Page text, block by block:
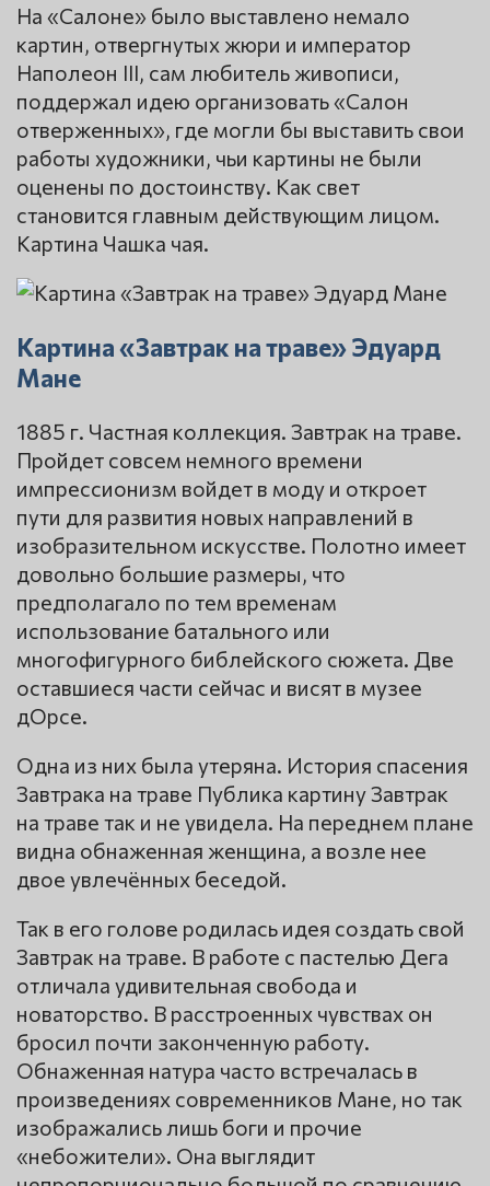
На «Салоне» было выставлено немало
картин, отвергнутых жюри и император
Наполеон III, сам любитель живописи,
поддержал идею организовать «Салон
отверженных», где могли бы выставить свои
работы художники, чьи картины не были
оценены по достоинству. Как свет
становится главным действующим лицом.
Картина Чашка чая.
Картина «Завтрак на траве» Эдуард
Мане
1885 г. Частная коллекция. Завтрак на траве.
Пройдет совсем немного времени
импрессионизм войдет в моду и откроет
пути для развития новых направлений в
изобразительном искусстве. Полотно имеет
довольно большие размеры, что
предполагало по тем временам
использование батального или
многофигурного библейского сюжета. Две
оставшиеся части сейчас и висят в музее
дОрсе.
Одна из них была утеряна. История спасения
Завтрака на траве Публика картину Завтрак
на траве так и не увидела. На переднем плане
видна обнаженная женщина, а возле нее
двое увлечённых беседой.
Так в его голове родилась идея создать свой
Завтрак на траве. В работе с пастелью Дега
отличала удивительная свобода и
новаторство. В расстроенных чувствах он
бросил почти законченную работу.
Обнаженная натура часто встречалась в
произведениях современников Мане, но так
изображались лишь боги и прочие
«небожители». Она выглядит